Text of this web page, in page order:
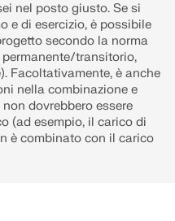
nel posto giusto. Se si
e di esercizio, è possibile
secondo la norma
permanente/transitorio,
Facoltativamente, è anche
nella combinazione e
dovrebbero essere
(ad esempio, il carico di
è combinato con il carico